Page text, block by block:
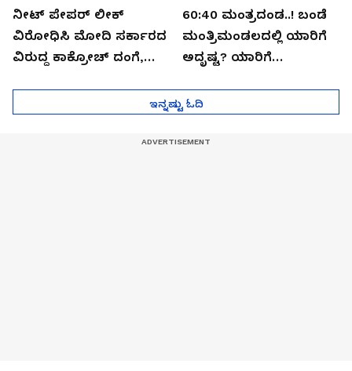
ನೀಟ್ ಪೇಪರ್ ಲೀಕ್
ವಿರೋಧಿಸಿ ಮೋದಿ ಸರ್ಕಾರದ
ವಿರುದ್ದ ಕಾಕ್ರೋಚ್ ದಂಗೆ,
60:40 ಮಂತ್ರದಂಡ..! ಬಂಡೆ
ಮಂತ್ರಿಮಂಡಲದಲ್ಲಿ ಯಾರಿಗೆ
ಅದೃಷ್ಟ? ಯಾರಿಗೆ
ಇನ್ನಷ್ಟು ಓದಿ